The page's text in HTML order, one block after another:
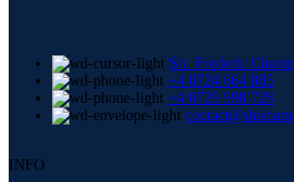
Str. Frederic
+4 0724 664 885
+4 0729 998 728
INFO